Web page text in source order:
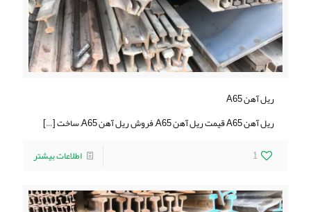
ریل آهن A65
ریل آهن A65 قیمت ریل آهن A65, فروش ریل آهن A65, ساخت
[…]
1
اطلاعات بیشتر